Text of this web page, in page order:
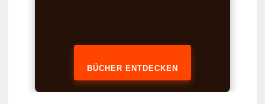
BÜCHER ENTDECKEN